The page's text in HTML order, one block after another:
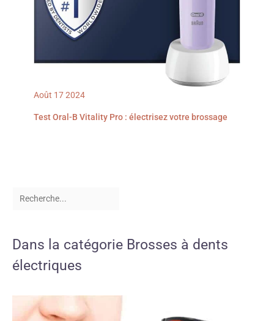
Août 172024
Test Oral-B Vitality Pro : électrisez votre brossage
Dans la catégorie Brosses à dents
électriques